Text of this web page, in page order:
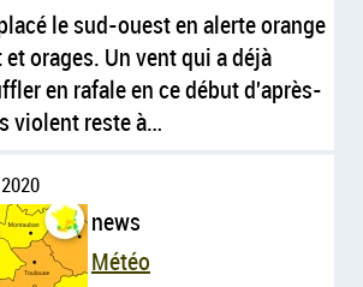
le sud-ouest en alerte orange
orages. Un vent qui a déjà
en rafale en ce début d'après-
violent reste à…
news
Météo